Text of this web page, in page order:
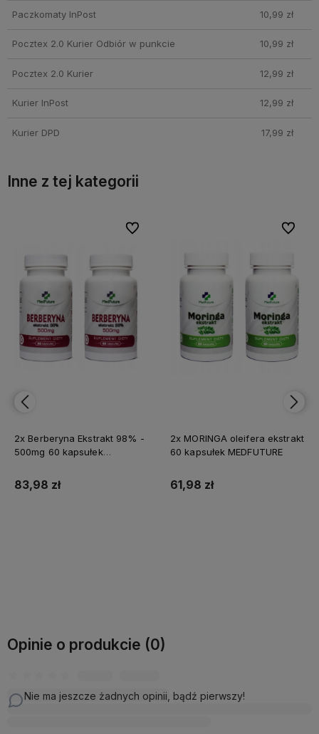
Paczkomaty InPost 10,99 zł
Pocztex 2.0 Kurier Odbiór w punkcie 10,99 zł
Pocztex 2.0 Kurier 12,99 zł
Kurier InPost 12,99 zł
Kurier DPD 17,99 zł
Inne z tej kategorii
2x Berberyna Ekstrakt 98% -
500mg 60 kapsułek
83,98 zł
Do ulubionych
Do ulubionych
2x MORINGA oleifera ekstrakt
60 kapsułek MEDFUTURE
61,98 zł
Do
Do
Opinie o produkcie (0)
Nie ma jeszcze żadnych opinii, bądź pierwszy!